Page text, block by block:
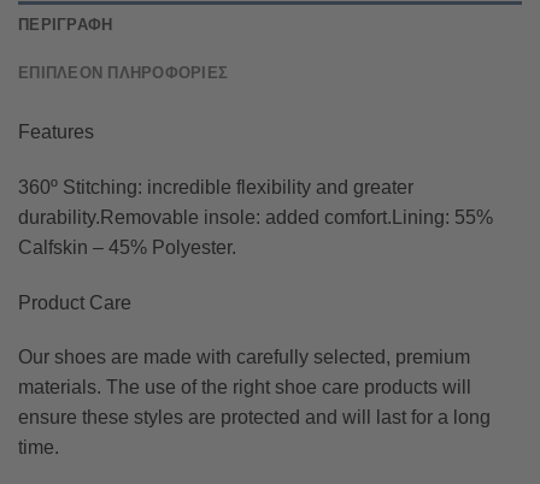
ΠΕΡΙΓΡΑΦΉ
ΕΠΙΠΛΈΟΝ ΠΛΗΡΟΦΟΡΊΕΣ
Features
360º Stitching: incredible flexibility and greater
durability.Removable insole: added comfort.Lining: 55%
Calfskin – 45% Polyester.
Product Care
Our shoes are made with carefully selected, premium
materials. The use of the right shoe care products will
ensure these styles are protected and will last for a long
time.